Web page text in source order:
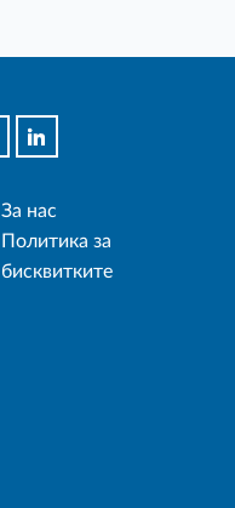
За нас
Политика за
бисквитките